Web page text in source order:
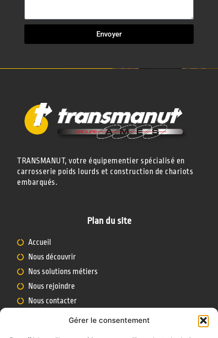
Gérer le consentement
Envoyer
TRANSMANUT, votre équipementier spécialisé en
carrosserie poids lourds et construction de chariots
embarqués.
Plan du site
Accueil
Nous découvrir
Nos solutions métiers
Nous rejoindre
Nous contacter